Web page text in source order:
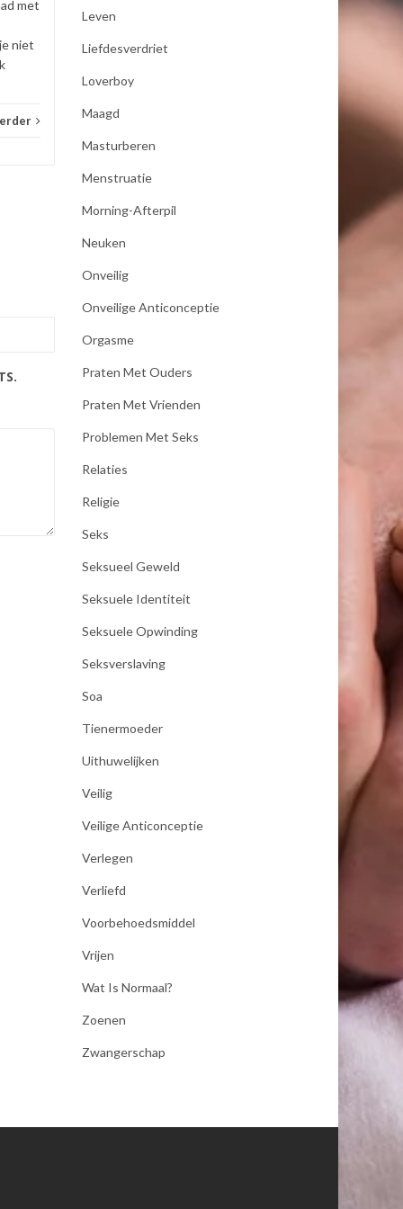
met
niet
Leven
Liefdesverdriet
Loverboy
Maagd
Masturberen
Menstruatie
Morning-Afterpil
Neuken
Onveilig
Onveilige Anticonceptie
Orgasme
Praten Met Ouders
Praten Met Vrienden
Problemen Met Seks
Relaties
Religie
Seks
Seksueel Geweld
Seksuele Identiteit
Seksuele Opwinding
Seksverslaving
Soa
Tienermoeder
Uithuwelijken
Veilig
Veilige Anticonceptie
Verlegen
Verliefd
Voorbehoedsmiddel
Vrijen
Wat Is Normaal?
Zoenen
Zwangerschap